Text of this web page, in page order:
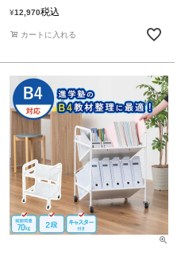
¥12,970税込
カートに入れる